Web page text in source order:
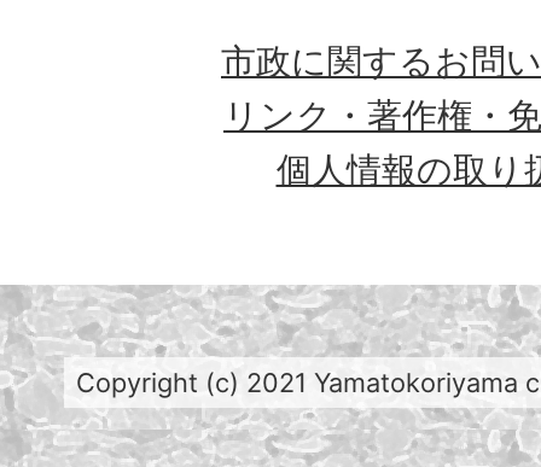
市政に関するお問
リンク・著作権・
個人情報の取り
Copyright (c) 2021 Yamatokoriyama